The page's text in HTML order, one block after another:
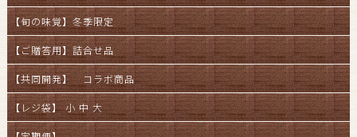
【旬の味覚】冬季限定
【ご贈答用】詰合せ品
【共同開発】 コラボ商品
【レジ袋】 小 中 大